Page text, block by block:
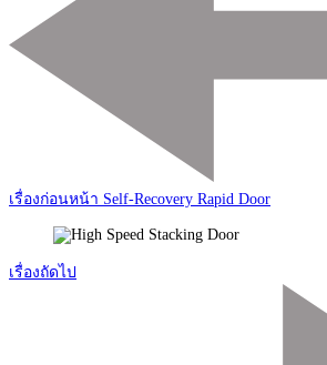
โพส
เรื่องก่อนหน้า Self-Recovery Rapid Door
เรื่องถัดไป